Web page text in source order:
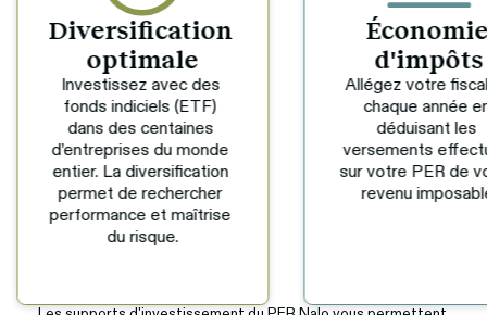
Économie
d'impôts
Allégez votre fiscalité
chaque année en
déduisant les
versements effectués
sur votre PER de votre
revenu imposable.
Retraite
sereine
Protégez
épargne des
cognitifs en la
fructifier, sans
toucher, jusqu’à
retraite.